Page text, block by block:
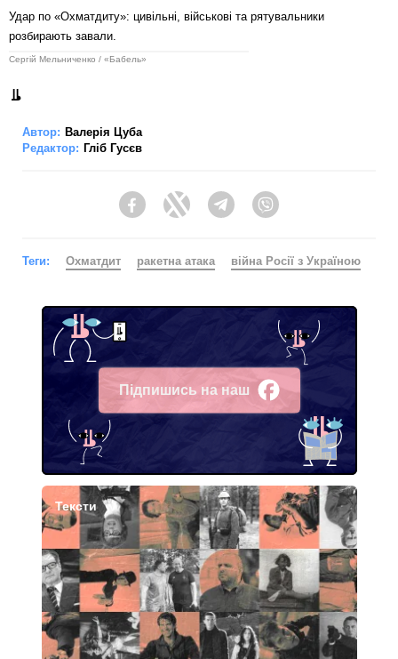
Удар по «Охматдиту»: цивільні, військові та рятувальники
розбирають завали.
Сергій Мельниченко / «Бабель»
Автор: Валерія Цуба
Редактор: Гліб Гусєв
FacebookTwitter Telegram
Теги: Охматдит ракетна атака війна Росії з Україною
Підпишись на наш
Facebook
Тексти